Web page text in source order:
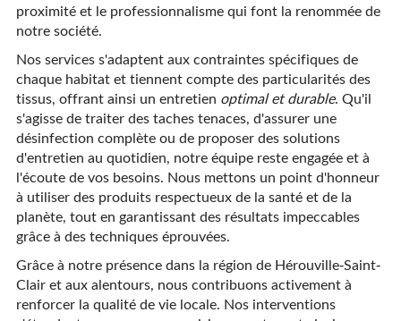
proximité et le professionnalisme qui font la renommée de
notre société.
Nos services s'adaptent aux contraintes spécifiques de
chaque habitat et tiennent compte des particularités des
tissus, offrant ainsi un entretien optimal et durable. Qu'il
s'agisse de traiter des taches tenaces, d'assurer une
désinfection complète ou de proposer des solutions
d'entretien au quotidien, notre équipe reste engagée et à
l'écoute de vos besoins. Nous mettons un point d'honneur
à utiliser des produits respectueux de la santé et de la
planète, tout en garantissant des résultats impeccables
grâce à des techniques éprouvées.
Grâce à notre présence dans la région de Hérouville-Saint-
Clair et aux alentours, nous contribuons activement à
renforcer la qualité de vie locale. Nos interventions